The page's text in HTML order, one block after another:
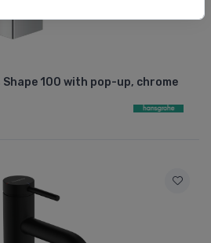
Shape 100 with pop-up, chrome